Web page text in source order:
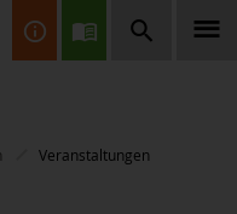
Spiele, BluRays,
Veranstaltungen